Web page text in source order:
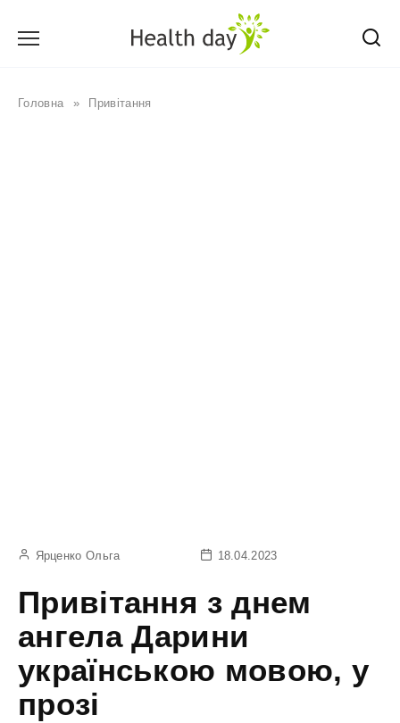
Головна » Привітання
Ярценко Ольга 18.04.2023
Привітання з днем
ангела Дарини
українською мовою, у
прозі